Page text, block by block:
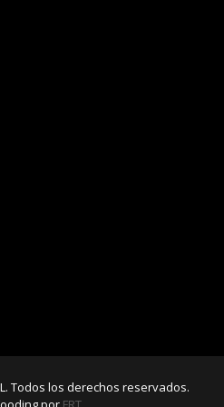
Todos los derechos reservados.